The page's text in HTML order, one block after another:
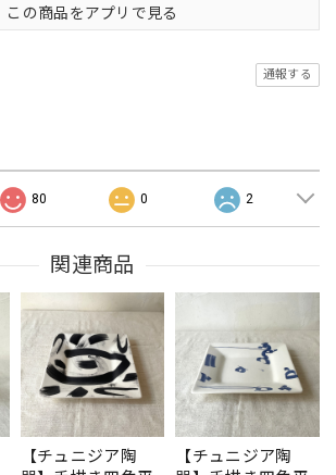
この商品をアプリで見る
通報する
80 0 2
関連商品
【チュニジア陶
【チュニジア陶